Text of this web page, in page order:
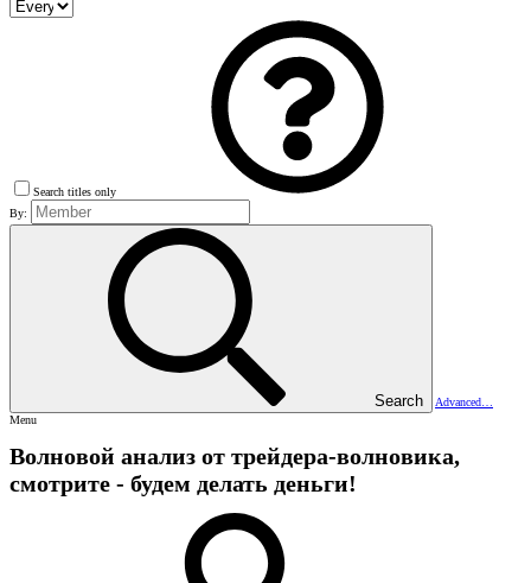
Search titles only
By:
Search
Advanced…
Menu
Волновой анализ от трейдера-волновика,
смотрите - будем делать деньги!